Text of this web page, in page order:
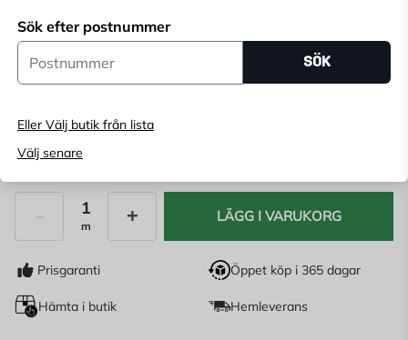
Sök efter postnummer
Postnummer
SÖK
Eller Välj butik från lista
Välj senare
Välj butik för att se lagerstatus
8,75 KR
m
LÄGG I VARUKORG
Prisgaranti Öppet köp i 365 dagar
Hämta i butik Hemleverans